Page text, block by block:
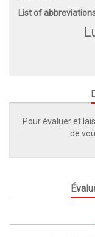
List of
Pour évaluer et
de